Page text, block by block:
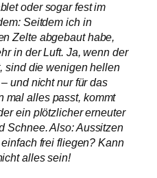
oder sogar fest im
Seitdem ich in
Zelte abgebaut habe,
in der Luft. Ja, wenn der
sind die wenigen hellen
und nicht nur für das
mal alles passt, kommt
ein plötzlicher erneuter
Schnee. Also: Aussitzen
frei fliegen? Kann
alles sein!